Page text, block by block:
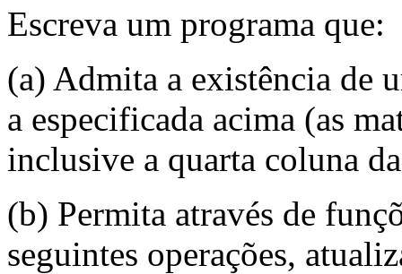
Escreva um programa que:
(a) Admita a existência de
a especificada acima (as
inclusive a quarta coluna
(b) Permita através de
seguintes operações,